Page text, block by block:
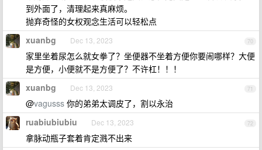
到外面了，清理起来真麻烦。
抛弃奇怪的女权观念生活可以轻松点
70
xuanbg Dec 13, 2023
家里坐着尿怎么就女拳了？坐便器不坐着方便你要闹哪样？大便
是方便，小便就不是方便了？不许杠！！！
71
xuanbg Dec 13, 2023
@vagusss 你的弟弟太调皮了，割以永治
72
ruabiubiubiu Dec 13, 2023
拿脉动瓶子套着肯定溅不出来